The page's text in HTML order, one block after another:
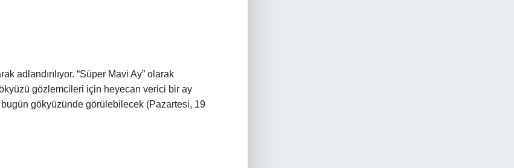
adlandırılıyor. “Süper Mavi Ay” olarak
gözlemcileri için heyecan verici bir ay
bugün gökyüzünde görülebilecek (Pazartesi, 19